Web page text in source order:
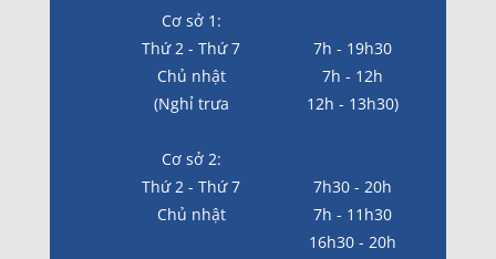
Cơ sở 1:
Thứ 2 - Thứ 7
7h - 19h30
Chủ nhật
7h - 12h
(Nghỉ trưa
12h - 13h30)
Cơ sở 2:
Thứ 2 - Thứ 7
7h30 - 20h
Chủ nhật
7h - 11h30
16h30 - 20h